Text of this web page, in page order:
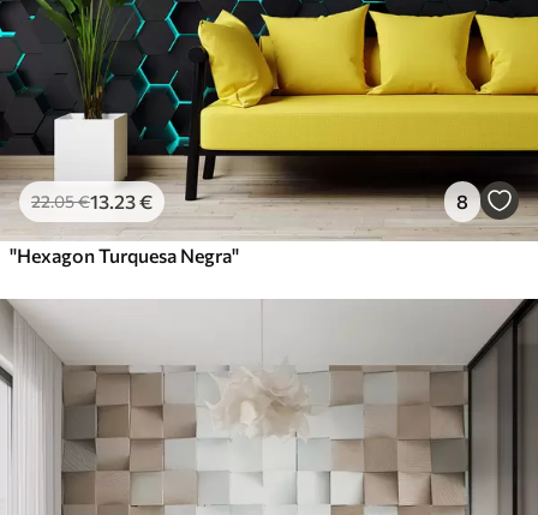
22.05€13 .23€ 8
"Hexagon Turquesa Negra"